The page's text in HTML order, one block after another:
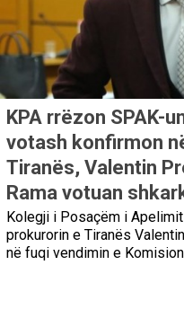
KPA rrëzon SPAK-
votash konfirmon
Tiranës, Valentin
Rama votuan
Kolegji i Posaçëm i
prokurorin e Tiranës
në fuqi vendimin e